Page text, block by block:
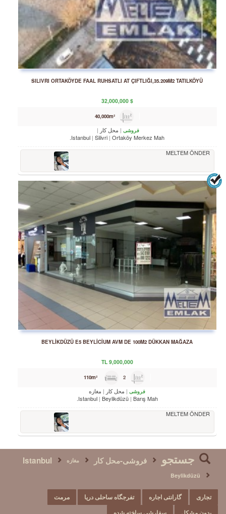
SILIVRI ORTAKÖYDE FAAL RUHSATLI AT ÇIFTLIĞI,35.209M2 TATILKÖYÜ
$
32,000,000
40,000m²
فروشی
محل کار
Istanbul Silivri Ortaköy Merkez Mah.
MELTEM ÖNDER
BEYLİKDÜZÜ E5 BEYLİCİUM AVM DE 100M2 DÜKKAN MAĞAZA
TL9,000,000
2
فروشی محل کار
مغازه
Istanbul Beylikdüzü Barış Mah.
MELTEM ÖNDER
جستجو فروشی-محل کار مغازه Istanbul
Beylikdüzü
تجاری گارانتی اجاره تفرجگاه ساحلی دریا
مرمت